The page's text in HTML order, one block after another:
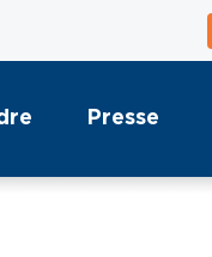
Presse